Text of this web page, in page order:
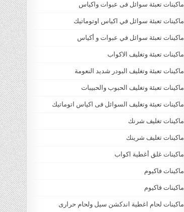
ماكينات تعبئة سوائل فى عبوات واكياس
ماكينات تعبئة سوائل في اكياس اوتوماتيك
ماكينات تعبئة سوائل في عبوات و أكياس
ماكينات تعبئة وتغليف الاكواب
ماكينات تعبئة وتغليف البودر شديد النعومة
ماكينات تعبئة وتغليف الحبوب والحبيبات
ماكينات تعبئة وتغليف السوائل فى اكياس اتوماتيك
ماكينات تغليف شرنك
ماكينات تغليف شرينك
ماكينات غلق أغطية اكواب
ماكينات فاكيوم
ماكينات فاكيوم
ماكينات لحام اغطية اندكشن سيل ولحام حرارى